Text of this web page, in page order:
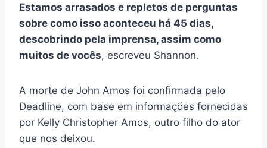
Estamos arrasados e repletos de perguntas
sobre como isso aconteceu há 45 dias,
descobrindo pela imprensa, assim como
muitos de vocês, escreveu Shannon.
A morte de John Amos foi confirmada pelo
Deadline, com base em informações fornecidas
por Kelly Christopher Amos, outro filho do ator
que nos deixou.